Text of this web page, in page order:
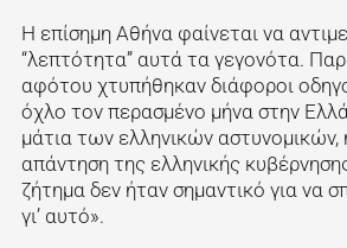
Η επίσημη Αθήνα φαίνεται να
“λεπτότητα” αυτά τα γεγονότα.
αφότου χτυπήθηκαν διάφοροι
όχλο τον περασμένο μήνα στην
μάτια των ελληνικών αστυνομικών,
απάντηση της ελληνικής
ζήτημα δεν ήταν σημαντικό για να
γι’ αυτό».